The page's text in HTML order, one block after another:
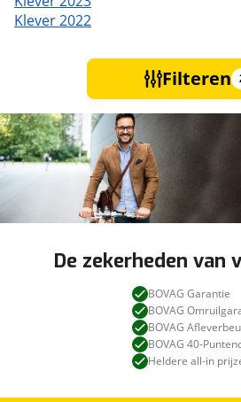
Klever 2022
Filteren
De zekerheden van
BOVAG Garantie
BOVAG
BOVAG
BOVAG 40-
Heldere all-in